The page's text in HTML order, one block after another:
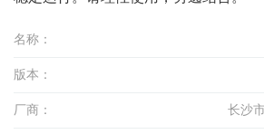
名称：
版本：
厂商： 长沙